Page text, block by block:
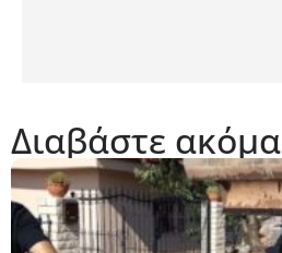
Διαβάστε ακόμα